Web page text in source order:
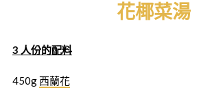
花椰菜湯
3 人份的配料
450g西蘭花